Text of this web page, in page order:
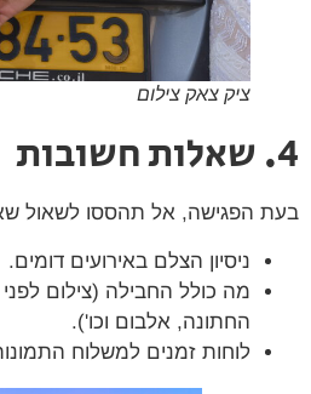
ציק צאק צילום
הפגישה, אל תהססו לשאול
ניסיון הצלם באירועים דומים.
מה כולל החבילה (צילום לפני
החתונה, אלבום וכו').
לוחות זמנים למשלוח התמונות.